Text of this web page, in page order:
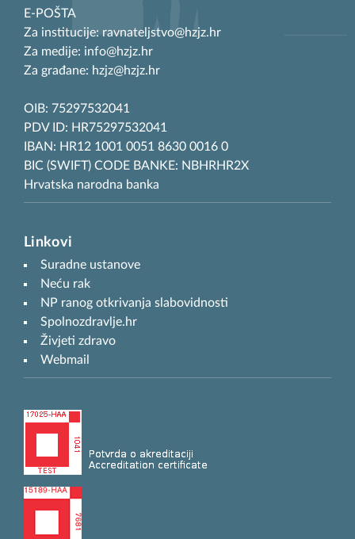
E-POŠTA
Za institucije: ravnateljstvo@hzjz.hr
Za medije: info@hzjz.hr
Za građane: hzjz@hzjz.hr
OIB: 75297532041
PDV ID: HR75297532041
IBAN: HR12 1001 0051 8630 0016 0
BIC (SWIFT) CODE BANKE: NBHRHR2X
Hrvatska narodna banka
Linkovi
Suradne ustanove
Neću rak
NP ranog otkrivanja slabovidnosti
Spolnozdravlje.hr
Živjeti zdravo
Webmail